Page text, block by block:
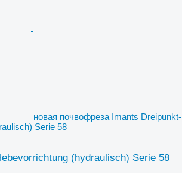
новая почвофреза Imants Dreipunkt-
Serie 58
(hydraulisch) Serie 58